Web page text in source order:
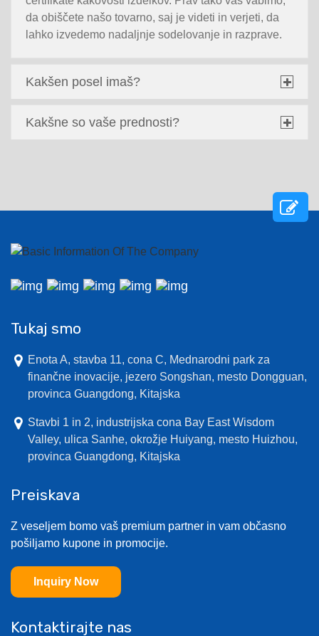
da obiščete našo tovarno, saj je videti in verjeti, da
lahko izvedemo nadaljnje sodelovanje in razprave.
Kakšen posel imaš?
Kakšne so vaše prednosti?
Tukaj smo
Enota A, stavba 11, cona C, Mednarodni park za
finančne inovacije, jezero Songshan, mesto Dongguan,
provinca Guangdong, Kitajska
Stavbi 1 in 2, industrijska cona Bay East Wisdom
Valley, ulica Sanhe, okrožje Huiyang, mesto Huizhou,
provinca Guangdong, Kitajska
Preiskava
Z veseljem bomo vaš premium partner in vam občasno
pošiljamo kupone in promocije.
Inquiry Now
Kontaktirajte nas